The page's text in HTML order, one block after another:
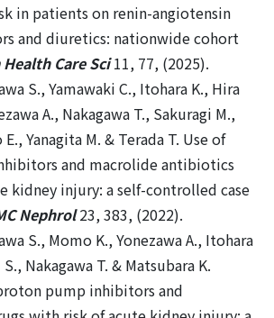
in patients on renin-angiotensin
and diuretics: nationwide cohort
Care Sci11, 77, (2025).
S., Yamawaki C., Itohara K., Hira
A., Nakagawa T., Sakuragi M.,
Yanagita M. & Terada T. Use of
and macrolide antibiotics
kidney injury: a self-controlled case
Nephrol23, 383, (2022).
S., Momo K., Yonezawa A., Itohara
Nakagawa T. & Matsubara K.
pump inhibitors and